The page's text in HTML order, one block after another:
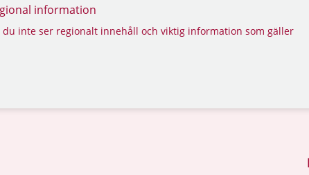
information
inte ser regionalt innehåll och viktig information som gäller